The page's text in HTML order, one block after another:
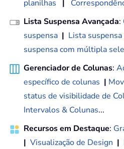
planilhas
|
Lista Suspensa Avançada:
suspensa | Lista
suspensa com múltipla
Gerenciador de Colunas:
específico de colunas |
status de visibilidade de
Intervalos & Colunas...
Recursos em Destaque:
| Visualização de Design |